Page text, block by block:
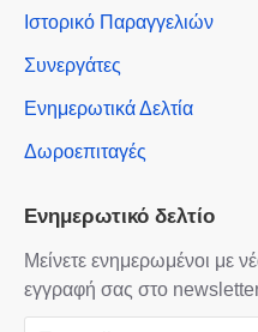
Ιστορικό Παραγγελιών
Συνεργάτες
Ενημερωτικά Δελτία
Δωροεπιταγές
Ενημερωτικό δελτίο
Μείνετε ενημερωμένοι με
εγγραφή σας στο